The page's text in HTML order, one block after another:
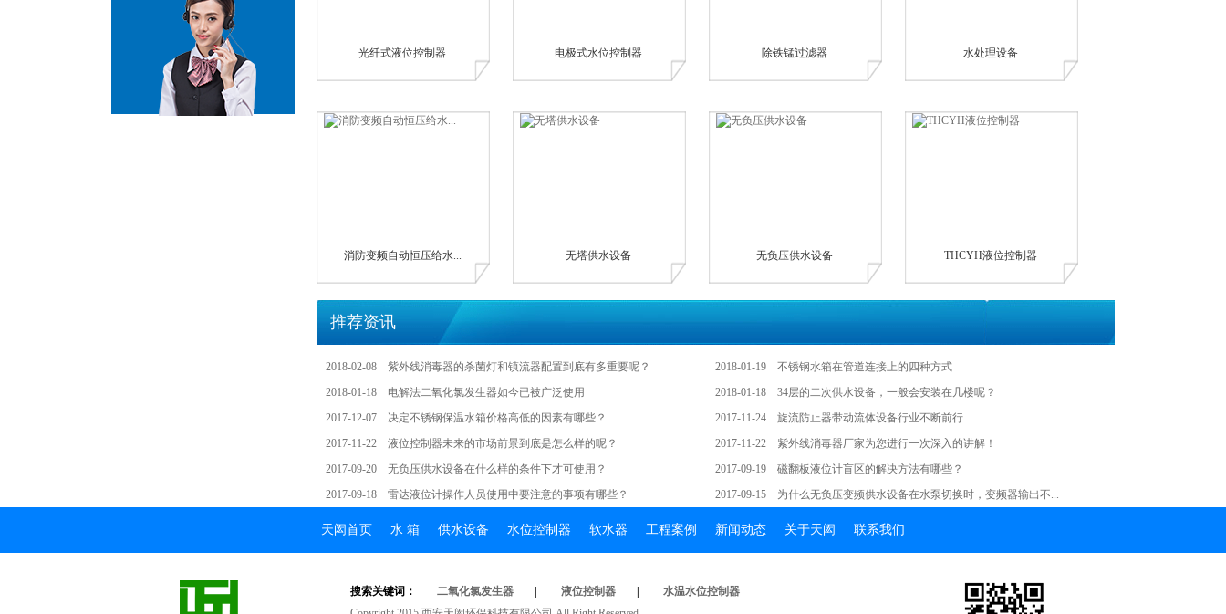
光纤式液位控制器 电极式水位控制器 除铁锰过滤器 水处理设备
消防变频自动恒压给水... 无塔供水设备 无负压供水设备 THCYH液位控制器
推荐资讯
2018-02-08 紫外线消毒器的杀菌灯和镇流器配置到底有多重要呢？ 2018-01-19
不锈钢水箱在管道连接上的四种方式
2018-01-18
电解法二氧化氯发生器如今已被广泛使用 2018-01-18
34层的二次供水设备，一般会安装在几楼呢？
2017-12-07
决定不锈钢保温水箱价格高低的因素有哪些？ 2017-11-24
旋流防止器带动流体设备行业不断前行
2017-11-22
液位控制器未来的市场前景到底是怎么样的呢？ 2017-11-22
紫外线消毒器厂家为您进行一次深入的讲解！
2017-09-20
无负压供水设备在什么样的条件下才可使用？ 2017-09-19
磁翻板液位计盲区的解决方法有哪些？
2017-09-18
雷达液位计操作人员使用中要注意的事项有哪些？ 2017-09-15 为什么无负压变频供水设备在水泵切换时，变频器输出不...
天闳首页 水箱 供水设备 水位控制器 软水器 工程案例 新闻动态 关于天闳 联系我们
搜索关键词： 二氧化氯发生器 液位控制器
水温水位控制器